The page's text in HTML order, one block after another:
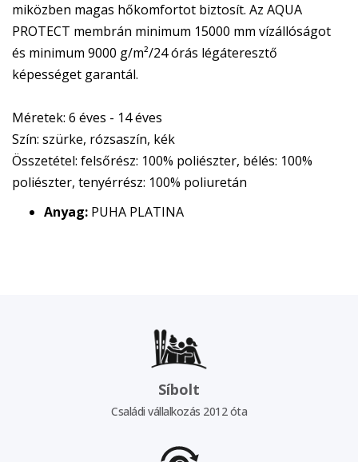
miközben magas hőkomfortot biztosít. Az AQUA
PROTECT membrán minimum 15000 mm vízállóságot
és minimum 9000 g/m²/24 órás légáteresztő
képességet garantál.
Méretek: 6 éves - 14 éves
Szín: szürke, rózsaszín, kék
Összetétel: felsőrész: 100% poliészter, bélés: 100%
poliészter, tenyérrész: 100% poliuretán
Anyag: PUHA PLATINA
Síbolt
Családi vállalkozás 2012 óta